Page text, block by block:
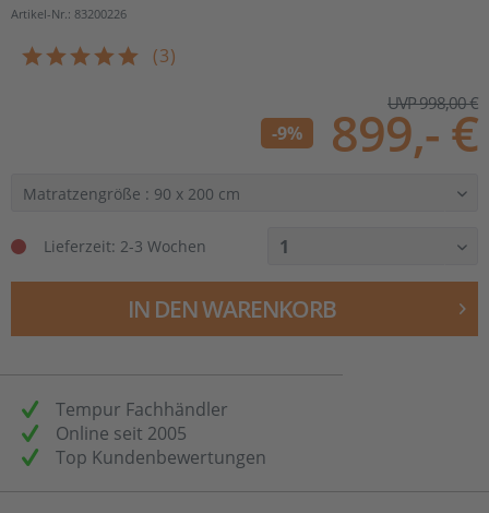
Artikel-Nr.: 83200226
(3)
-9%
UVP 998,00 €
899,- €
Lieferzeit: 2-3 Wochen
IN DENWARENKORB
Tempur Fachhändler
Online seit 2005
Top Kundenbewertungen